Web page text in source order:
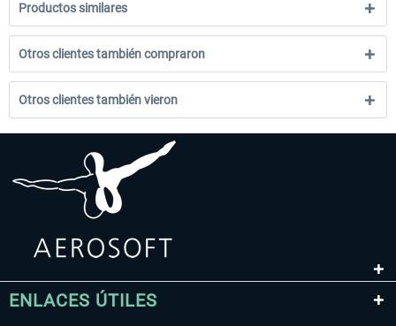
Productos similares
Otros clientes también compraron
Otros clientes también vieron
ENLACES ÚTILES